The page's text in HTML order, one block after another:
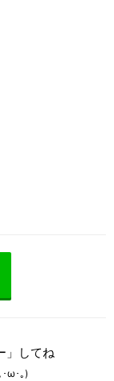
」してね
･ω･｡)